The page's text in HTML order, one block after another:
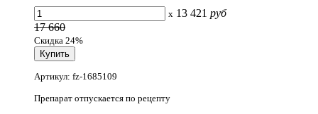
x 13 421 руб
17 660
Скидка 24%
Артикул: fz-1685109
Препарат отпускается по рецепту